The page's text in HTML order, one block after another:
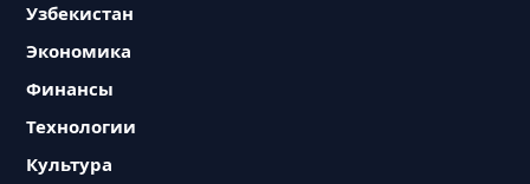
Узбекистан
Экономика
Финансы
Технологии
Культура